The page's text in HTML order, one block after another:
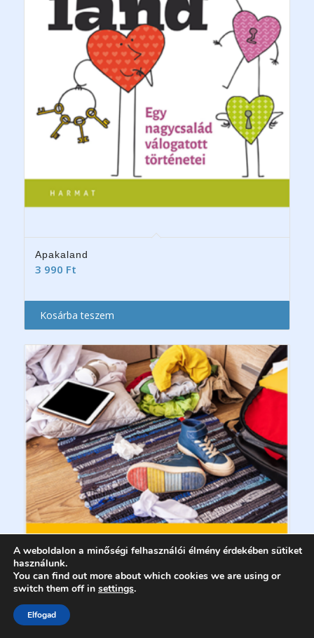
Apakaland
3 990 Ft
Kosárba teszem
A weboldalon a minőségi felhasználói élmény érdekében sütiket
használunk.
You can find out more about which cookies we are using or
switch them off in settings.
Elfogad